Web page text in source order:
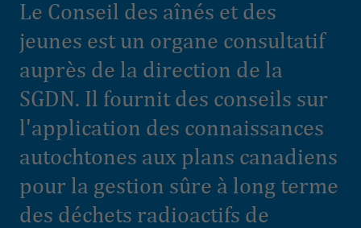
Le Conseil des aînés et des
jeunes est un organe consultatif
auprès de la direction de la
SGDN. Il fournit des conseils sur
l'application des connaissances
autochtones aux plans canadiens
pour la gestion sûre à long terme
des déchets radioactifs de